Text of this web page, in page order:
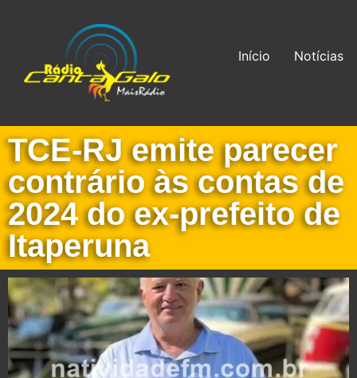
Início Notícias
TCE-RJ emite parecer
contrário às contas de
2024 do ex-prefeito de
Itaperuna